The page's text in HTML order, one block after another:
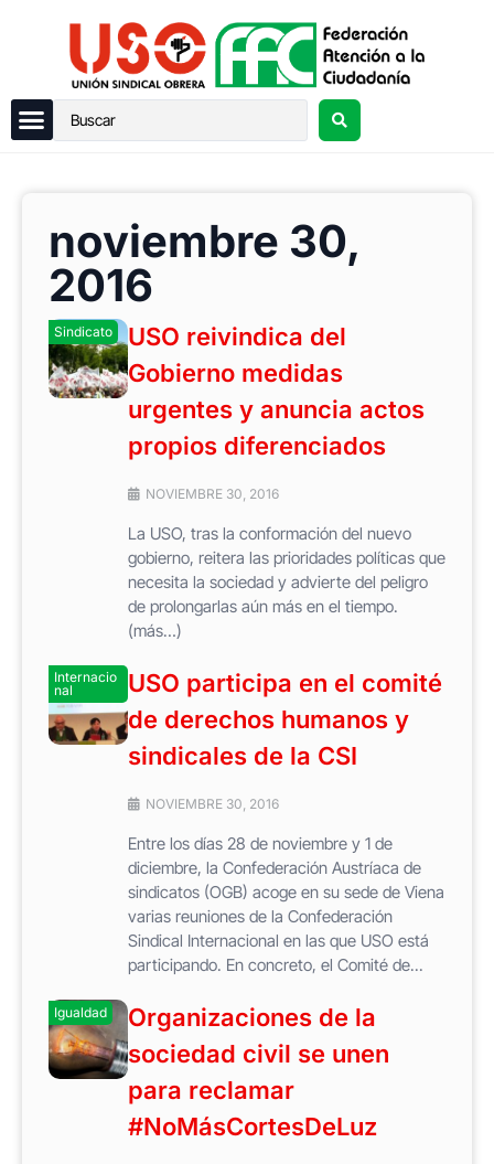
noviembre 30,
2016
Sindicato
USO reivindica del
Gobierno medidas
urgentes y anuncia actos
propios diferenciados
NOVIEMBRE 30, 2016
La USO, tras la conformación del nuevo
gobierno, reitera las prioridades políticas que
necesita la sociedad y advierte del peligro
de prolongarlas aún más en el tiempo.
(más…)
Internacio
nal
USO participa en el comité
de derechos humanos y
sindicales de la CSI
NOVIEMBRE 30, 2016
Entre los días 28 de noviembre y 1 de
diciembre, la Confederación Austríaca de
sindicatos (OGB) acoge en su sede de Viena
varias reuniones de la Confederación
Sindical Internacional en las que USO está
participando. En concreto, el Comité de...
Igualdad
Organizaciones de la
sociedad civil se unen
para reclamar
#NoMásCortesDeLuz